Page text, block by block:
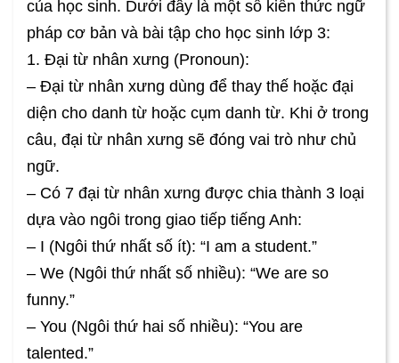
của học sinh. Dưới đây là một số kiến thức ngữ
pháp cơ bản và bài tập cho học sinh lớp 3:
1. Đại từ nhân xưng (Pronoun):
– Đại từ nhân xưng dùng để thay thế hoặc đại
diện cho danh từ hoặc cụm danh từ. Khi ở trong
câu, đại từ nhân xưng sẽ đóng vai trò như chủ
ngữ.
– Có 7 đại từ nhân xưng được chia thành 3 loại
dựa vào ngôi trong giao tiếp tiếng Anh:
– I (Ngôi thứ nhất số ít): “I am a student.”
– We (Ngôi thứ nhất số nhiều): “We are so
funny.”
– You (Ngôi thứ hai số nhiều): “You are
talented.”